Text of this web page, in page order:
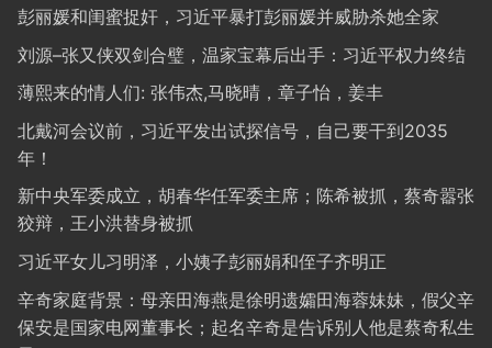
彭丽媛和闺蜜捉奸，习近平暴打彭丽媛并威胁杀她全家
刘源–张又侠双剑合璧，温家宝幕后出手：习近平权力终结
薄熙来的情人们: 张伟杰,马晓晴，章子怡，姜丰
北戴河会议前，习近平发出试探信号，自己要干到2035
年！
新中央军委成立，胡春华任军委主席；陈希被抓，蔡奇嚣张
狡辩，王小洪替身被抓
习近平女儿习明泽，小姨子彭丽娟和侄子齐明正
辛奇家庭背景：母亲田海燕是徐明遗孀田海蓉妹妹，假父辛
保安是国家电网董事长；起名辛奇是告诉别人他是蔡奇私生